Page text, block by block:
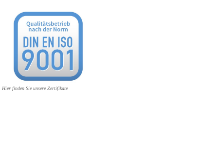
Hier finden Sie unsere Zertifikate